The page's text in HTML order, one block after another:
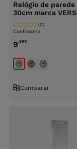
Relógio de parede
30cm marca
Conforama
(0)
9,99€
Comparar